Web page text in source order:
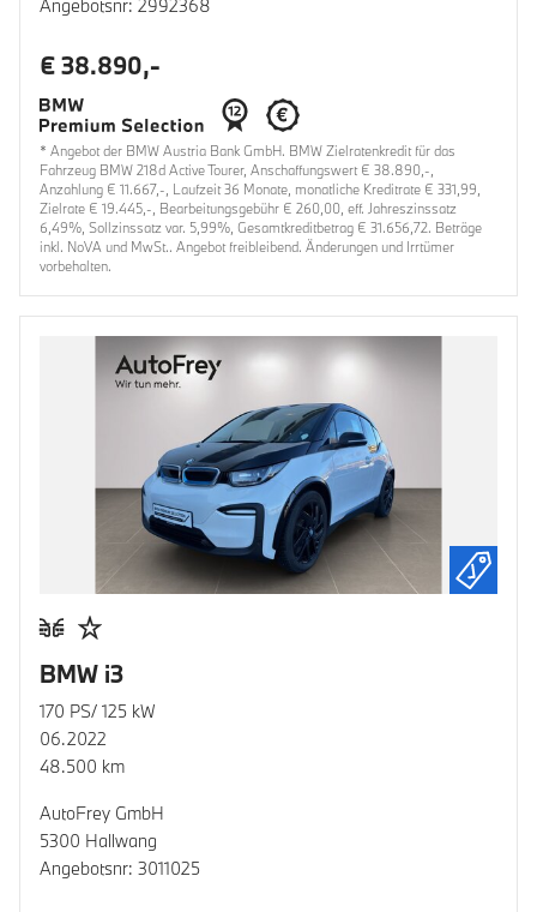
Angebotsnr: 2992368
€ 38.890,-
* Angebot der BMW Austria Bank GmbH. BMW Zielratenkredit für das
Fahrzeug BMW 218d Active Tourer, Anschaffungswert € 38.890,-,
Anzahlung € 11.667,-, Laufzeit 36 Monate, monatliche Kreditrate € 331,99,
Zielrate € 19.445,-, Bearbeitungsgebühr € 260,00, eff. Jahreszinssatz
6,49%, Sollzinssatz var. 5,99%, Gesamtkreditbetrag € 31.656,72. Beträge
inkl. NoVA und MwSt.. Angebot freibleibend. Änderungen und Irrtümer
vorbehalten.
BMW i3
170 PS/ 125 kW
06.2022
48.500 km
AutoFrey GmbH
5300 Hallwang
Angebotsnr: 3011025